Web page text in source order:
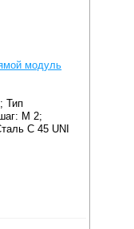
модуль
Тип
M 2;
C 45 UNI